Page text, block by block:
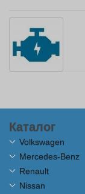
Каталог
Volkswagen
Mercedes-Benz
Renault
Nissan